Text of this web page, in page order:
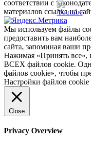
соответствии с
материалов ссылка на
Мы используем файлы
предоставить вам
сайта, запоминая ваши
Нажимая «Принять все»,
ВСЕХ файлов cookie.
файлов cookie», чтобы
Настройки файлов cookie
Close
Privacy Overview